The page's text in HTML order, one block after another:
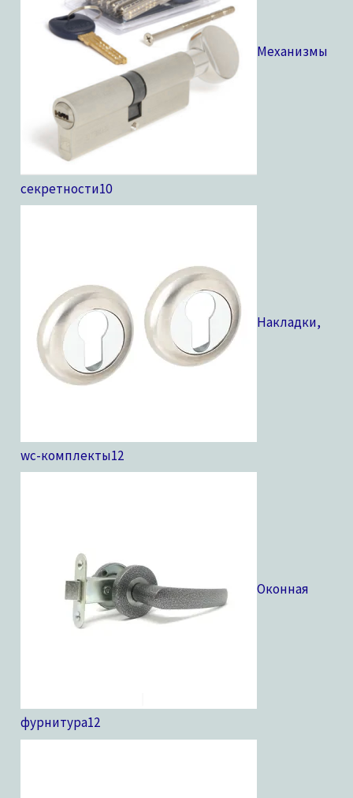
Механизмы
секретности10
Накладки,
wc-комплекты12
Оконная
фурнитура12